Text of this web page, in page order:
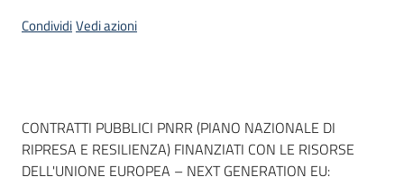
CondividiVedi azioni
Dati del bando
CONTRATTI PUBBLICI PNRR (PIANO NAZIONALE DI
RIPRESA E RESILIENZA) FINANZIATI CON LE RISORSE
DELL'UNIONE EUROPEA – NEXT GENERATION EU: